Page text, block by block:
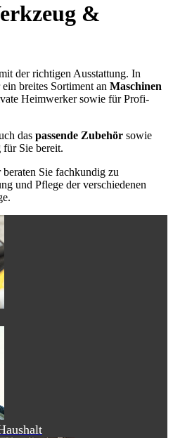
&
der richtigen Ausstattung. In
breites Sortiment an Maschinen
Heimwerker sowie für Profi-
das passende Zubehör sowie
für Sie bereit.
Sie fachkundig zu
und Pflege der verschiedenen